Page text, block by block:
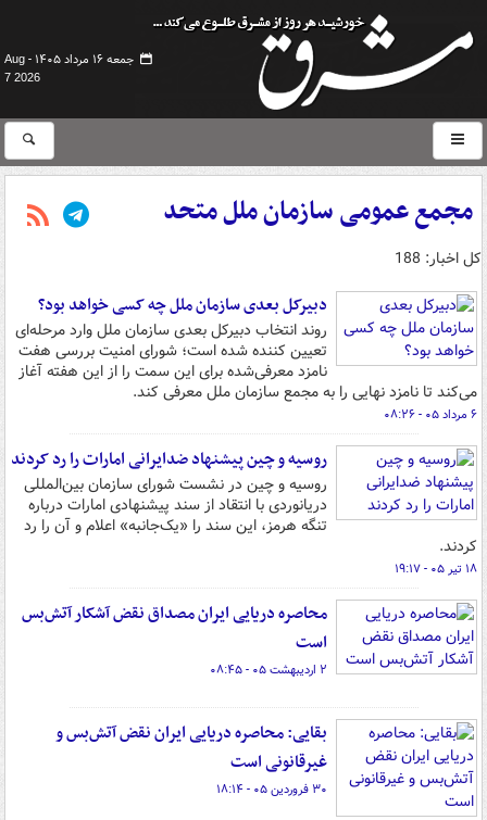
جمعه ۱۶ مرداد ۱۴۰۵ -
Aug
7 2026
مجمع عمومی سازمان ملل متحد
کل اخبار: 188
دبیرکل بعدی سازمان ملل چه کسی خواهد بود؟
روند انتخاب دبیرکل بعدی سازمان ملل وارد مرحله‌ای
تعیین‌ کننده شده است؛ شورای امنیت بررسی هفت
نامزد معرفی‌شده برای این سمت را از این هفته آغاز
می‌کند تا نامزد نهایی را به مجمع سازمان ملل معرفی کند.
۶ مرداد ۰۵ - ۰۸:۲۶
روسیه و چین پیشنهاد ضدایرانی امارات را رد کردند
روسیه و چین در نشست شورای سازمان بین‌المللی
دریانوردی با انتقاد از سند پیشنهادی امارات درباره
تنگه هرمز، این سند را «یک‌جانبه» اعلام و آن را رد
کردند.
۱۸ تیر ۰۵ - ۱۹:۱۷
محاصره دریایی ایران مصداق نقض آشکار آتش‌بس
است
۲ اردیبهشت ۰۵ - ۰۸:۴۵
بقایی: محاصره دریایی ایران نقض آتش‌بس و
غیرقانونی است
۳۰ فروردین ۰۵ - ۱۸:۱۴